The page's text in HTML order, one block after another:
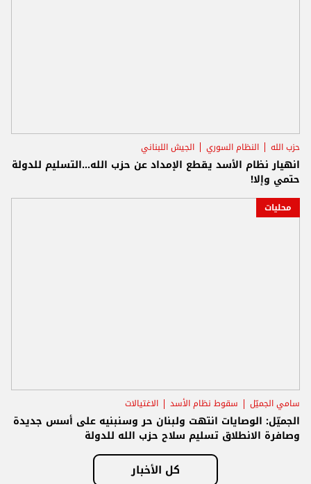
حزب الله النظام السوري الجيش اللبناني
انهيار نظام الأسد يقطع الإمداد عن حزب الله...التسليم للدولة
حتمي وإلا!
محليات
سامي الجميّل سقوط نظام الأسد الاغتيالات
الجميّل: الوصايات انتهت ولبنان حر وسنبنيه على أسس جديدة
وصافرة الانطلاق تسليم سلاح حزب الله للدولة
كل الأخبار